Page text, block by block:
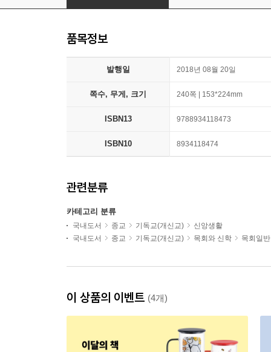
품목정보
발행일 2018년 08월 20일
쪽수, 무게, 크기 240쪽 | 153*224mm
ISBN13 9788934118473
ISBN10 8934118474
관련분류
카테고리 분류
국내도서 종교 기독교(개신교)
신앙생활
국내도서
종교 기독교(개신교) 목회와 신학 목회일반
이 상품의 이벤트 (4개)